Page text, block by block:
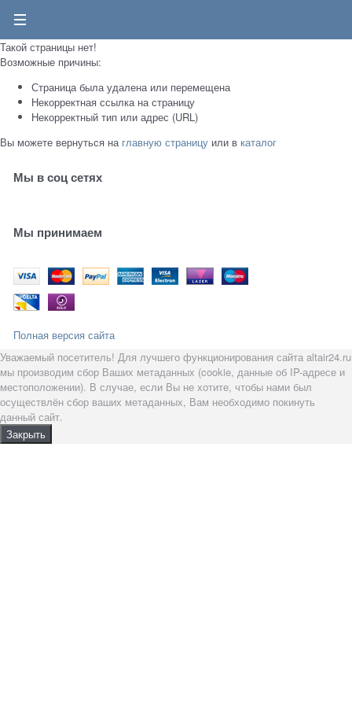
Такой страницы нет!
Возможные причины:
Страница была удалена или перемещена
Некорректная ссылка на страницу
Некорректный тип или адрес (URL)
Вы можете вернуться на главную страницу или в каталог
Мы в соц сетях
Мы принимаем
Полная версия сайта
Уважаемый посетитель! Для лучшего функционирования сайта altair24.ru
мы производим сбор Ваших метаданных (cookie, данные об IP-адресе и
местоположении). В случае, если Вы не хотите, чтобы нами был
осуществлён сбор ваших метаданных, Вам необходимо покинуть
данный сайт.
Закрыть